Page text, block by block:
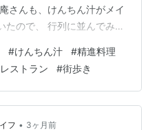
さんも、けんちん汁がメイ
たので、 行列に並んでみる
い待っていて、待ち時間
店の前の階段に腰かけて
予約制じゃないところ
った甲斐のある、居心地の
。 建物はなつかしいので
#けんちん汁 #精進料理
ストラン #街歩き
フ • 3ヶ月前